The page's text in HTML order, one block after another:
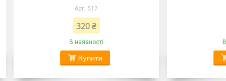
517
320 ₴
В наявності
Купити